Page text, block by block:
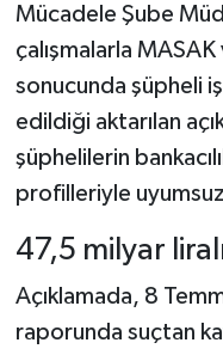
Mücadele Şube
çalışmalarla
sonucunda şüpheli
edildiği aktarılan
şüphelilerin
profilleriyle
47,5 milyar
Açıklamada, 8
raporunda suçtan